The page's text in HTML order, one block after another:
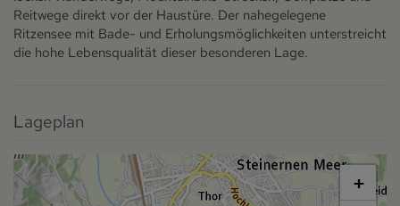
Reitwege direkt vor der Haustüre. Der nahegelegene
Ritzensee mit Bade- und Erholungsmöglichkeiten unterstreicht
die hohe Lebensqualität dieser besonderen Lage.
Lageplan
+